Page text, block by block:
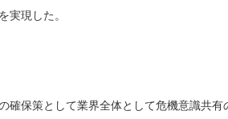
実現した。
保策として業界全体として危機意識共有